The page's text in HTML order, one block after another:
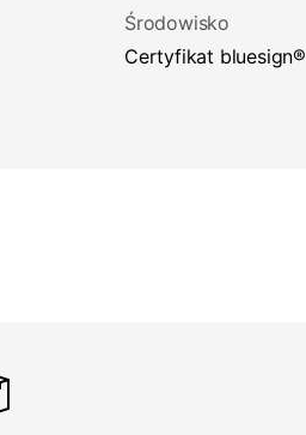
Środowisko
certyfikat bluesign®